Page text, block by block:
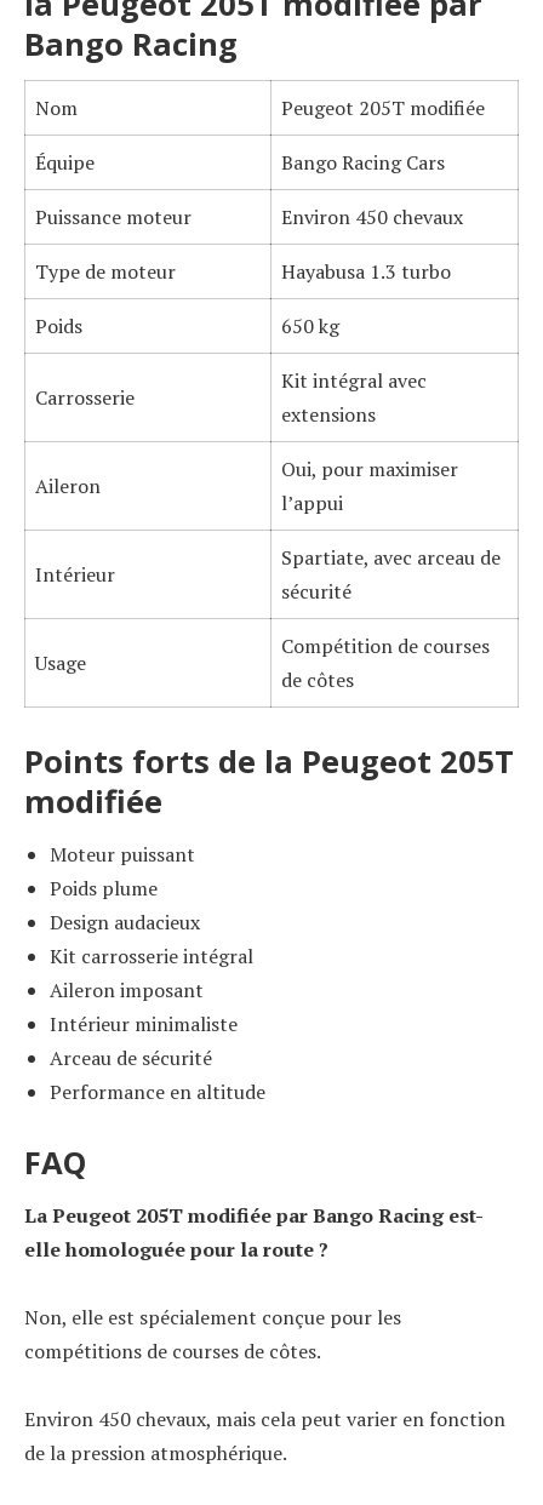
Bango Racing
Nom Peugeot 205T modifiée
Équipe Bango Racing Cars
Puissance moteur Environ 450 chevaux
Type de moteur Hayabusa 1.3 turbo
Poids 650 kg
Carrosserie
Kit intégral avec
extensions
Aileron
Oui, pour maximiser
l’appui
Intérieur
Spartiate, avec arceau de
sécurité
Usage
Compétition de courses
de côtes
Points forts de la Peugeot 205T
modifiée
Moteur puissant
Poids plume
Design audacieux
Kit carrosserie intégral
Aileron imposant
Intérieur minimaliste
Arceau de sécurité
Performance en altitude
FAQ
La Peugeot 205T modifiée par Bango Racing est-
elle homologuée pour la route ?
Non, elle est spécialement conçue pour les
compétitions de courses de côtes.
Environ 450 chevaux, mais cela peut varier en fonction
de la pression atmosphérique.